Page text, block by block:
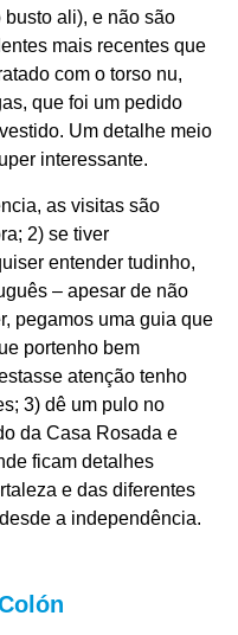
busto ali), e não são
mais recentes que
com o torso nu,
que foi um pedido
Um detalhe meio
interessante.
as visitas são
2) se tiver
entender tudinho,
– apesar de não
pegamos uma guia que
portenho bem
atenção tenho
3) dê um pulo no
da Casa Rosada e
ficam detalhes
e das diferentes
a independência.